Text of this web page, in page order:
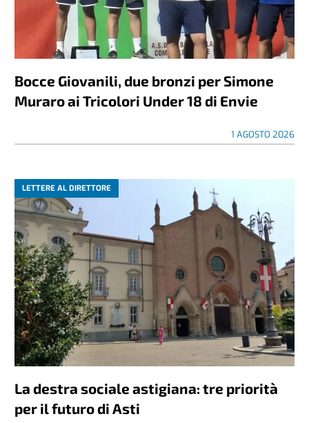
Bocce Giovanili, due bronzi per Simone
Muraro ai Tricolori Under 18 di Envie
1 AGOSTO 2026
LETTERE AL DIRETTORE
La destra sociale astigiana: tre priorità
per il futuro di Asti